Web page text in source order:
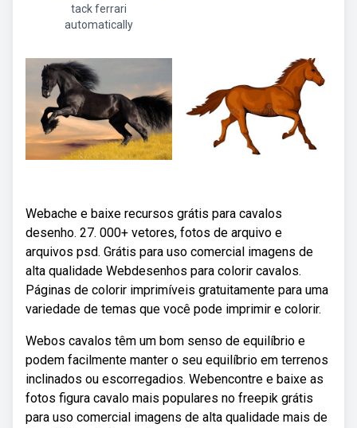
tack ferrari
automatically
Webache e baixe recursos grátis para cavalos
desenho. 27. 000+ vetores, fotos de arquivo e
arquivos psd. Grátis para uso comercial imagens de
alta qualidade Webdesenhos para colorir cavalos.
Páginas de colorir imprimíveis gratuitamente para uma
variedade de temas que você pode imprimir e colorir.
Webos cavalos têm um bom senso de equilíbrio e
podem facilmente manter o seu equilíbrio em terrenos
inclinados ou escorregadios. Webencontre e baixe as
fotos figura cavalo mais populares no freepik grátis
para uso comercial imagens de alta qualidade mais de